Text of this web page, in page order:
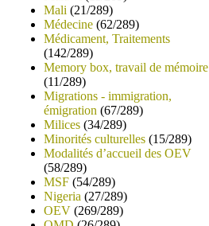
Mali (21/289)
Médecine (62/289)
Médicament, Traitements
(142/289)
Memory box, travail de mémoire
(11/289)
Migrations - immigration,
émigration (67/289)
Milices (34/289)
Minorités culturelles (15/289)
Modalités d’accueil des OEV
(58/289)
MSF (54/289)
Nigeria (27/289)
OEV (269/289)